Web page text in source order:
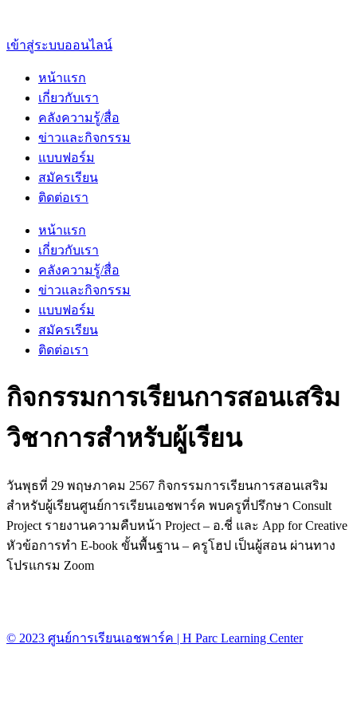
เข้าสู่ระบบออนไลน์
หน้าแรก
เกี่ยวกับเรา
คลังความรู้/สื่อ
ข่าวและกิจกรรม
แบบฟอร์ม
สมัครเรียน
ติดต่อเรา
หน้าแรก
เกี่ยวกับเรา
คลังความรู้/สื่อ
ข่าวและกิจกรรม
แบบฟอร์ม
สมัครเรียน
ติดต่อเรา
กิจกรรมการเรียนการสอนเสริม
วิชาการสำหรับผู้เรียน
วันพุธที่ 29 พฤษภาคม 2567 กิจกรรมการเรียนการสอนเสริม
สำหรับผู้เรียนศูนย์การเรียนเอชพาร์ค พบครูที่ปรึกษา Consult
Project รายงานความคืบหน้า Project – อ.ชี่ และ App for Creative
หัวข้อการทำ E-book ขั้นพื้นฐาน – ครูโฮป เป็นผู้สอน ผ่านทาง
โปรแกรม Zoom
© 2023 ศูนย์การเรียนเอชพาร์ค | H Parc Learning Center